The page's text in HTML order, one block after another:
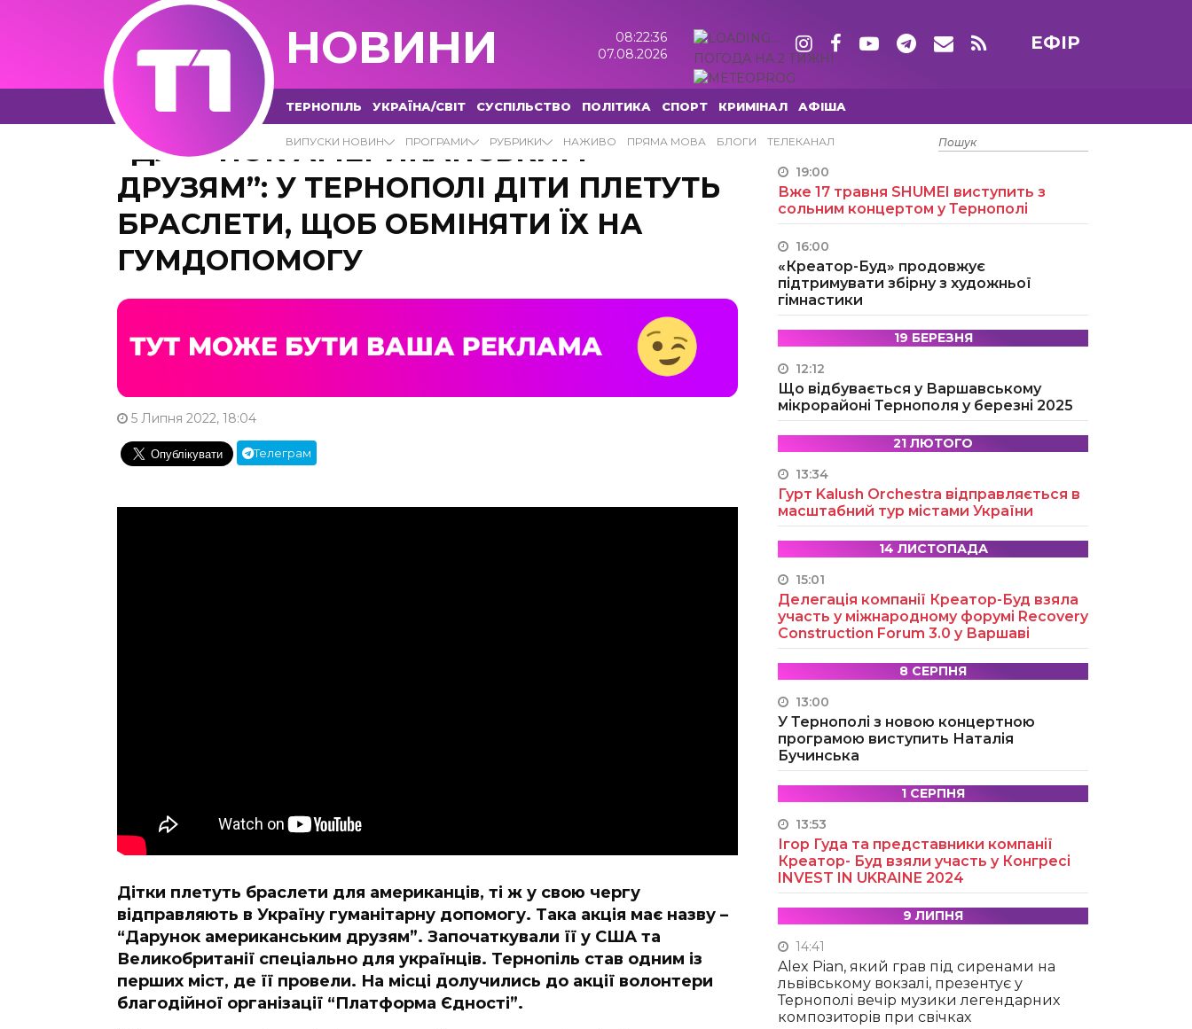
НОВИНИ
08:22:37
07.08.2026
ПОГОДА НА 2 ТИЖНІ
ЕФІР
ТЕРНОПІЛЬ УКРАЇНА/СВІТ СУСПІЛЬСТВО ПОЛІТИКА СПОРТ КРИМІНАЛ АФІША
ВИПУСКИ НОВИН ПРОГРАМИ РУБРИКИ НАЖИВО ПРЯМА МОВА БЛОГИ ТЕЛЕКАНАЛ
“ДАРУНОК АМЕРИКАНСЬКИМ
ДРУЗЯМ”: У ТЕРНОПОЛІ ДІТИ ПЛЕТУТЬ
БРАСЛЕТИ, ЩОБ ОБМІНЯТИ ЇХ НА
ГУМДОПОМОГУ
5 Липня 2022, 18:04
Телеграм
Дітки плетуть браслети для американців, ті ж у свою чергу
відправляють в Україну гуманітарну допомогу. Така акція має назву –
“Дарунок американським друзям”. Започаткували її у США та
Великобританії спеціально для українців. Тернопіль став одним із
перших міст, де її провели. На місці долучились до акції волонтери
благодійної організації “Платформа Єдності”.
15 ТРАВНЯ
19:00
Вже 17 травня SHUMEI виступить з
сольним концертом у Тернополі
16:00
«Креатор-Буд» продовжує
підтримувати збірну з художньої
гімнастики
19 БЕРЕЗНЯ
12:12
Що відбувається у Варшавському
мікрорайоні Тернополя у березні 2025
21 ЛЮТОГО
13:34
Гурт Kalush Orchestra відправляється в
масштабний тур містами України
14 ЛИСТОПАДА
15:01
Делегація компанії Креатор-Буд взяла
участь у міжнародному форумі Recovery
Construction Forum 3.0 у Варшаві
8 СЕРПНЯ
13:00
У Тернополі з новою концертною
програмою виступить Наталія
Бучинська
1 СЕРПНЯ
13:53
Ігор Гуда та представники компанії
Креатор- Буд взяли участь у Конгресі
INVEST IN UKRAINE 2024
9 ЛИПНЯ
14:41
Alex Pian, який грав під сиренами на
львівському вокзалі, презентує у
Тернополі вечір музики легендарних
композиторів при свічках